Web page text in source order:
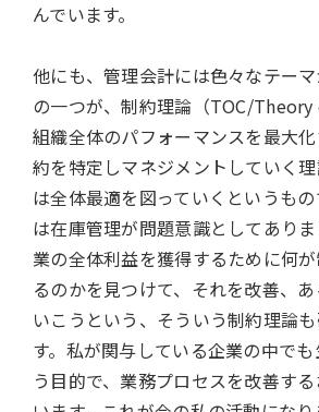
んでいます。
他にも、管理会計には色々なテー
の一つが、制約理論（TOC/
組織全体のパフォーマンスを最大
約を特定しマネジメントしていく
は全体最適を図っていくというも
は在庫管理が問題意識としてあり
業の全体利益を獲得するために何
るのかを見つけて、それを改善、
いこうという、そういう制約理論
す。私が関与している企業の中で
う目的で、業務プロセスを改善す